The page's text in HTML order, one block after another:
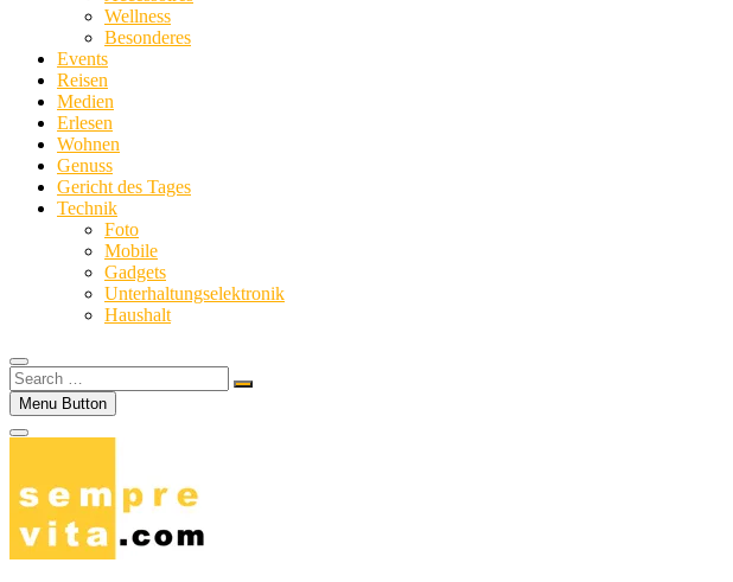
Wellness
Besonderes
Events
Reisen
Medien
Erlesen
Wohnen
Genuss
Gericht des Tages
Technik
Foto
Mobile
Gadgets
Unterhaltungselektronik
Haushalt
Search
…Menu Button